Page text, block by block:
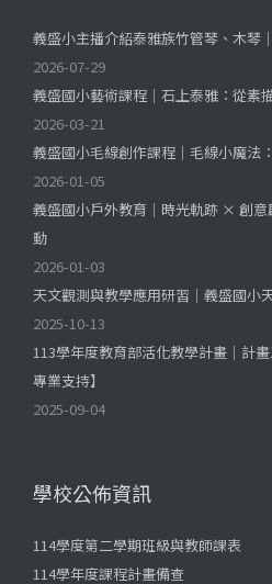
義盛小主播介紹泰雅族竹管琴、木琴
2026-07-29
義盛國小藝術課程｜石上泰雅：從素
2026-03-21
義盛國小毛線創作課程｜毛線小魔法
2026-01-05
義盛國小戶外教育｜時光軌跡 × 創
動
2026-01-03
天文觀測與教學應用研習｜義盛國小
2025-10-13
113學年度教育部活化教學計畫｜計
專業支持】
2025-09-04
學校公佈資訊
114學度第二學期班級與教師課表
114學年度課程計畫備查